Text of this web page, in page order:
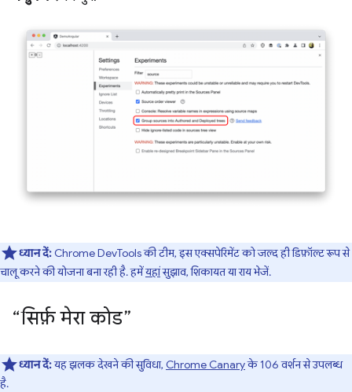
ध्यान दें: Chrome DevTools की टीम, इस एक्सपेरिमेंट को जल्द ही डिफ़ॉल्ट रूप से
चालू करने की योजना बना रही है. हमेंयहांसुझाव, शिकायत या राय भेजें.
“सिर्फ़ मेरा कोड”
ध्यान दें:यह झलक देखने की सुविधा, Chrome Canaryके 106 वर्शन से उपलब्ध
है.